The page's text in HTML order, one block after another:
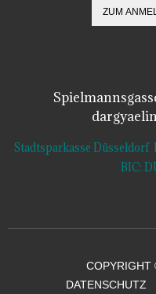
Stadtsparkasse Düsseldorf
BIC:
COPYRIGHT
DATENSCHUTZ